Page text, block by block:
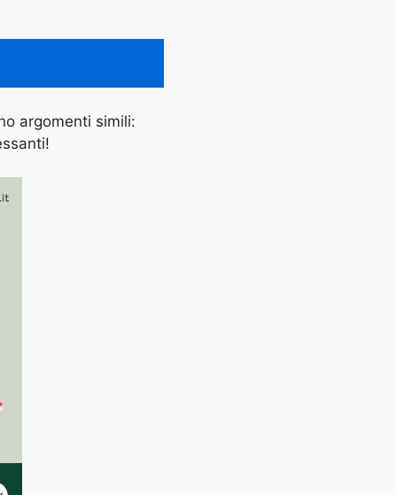
argomenti simili: